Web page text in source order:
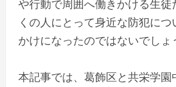
や行動で周囲へ働きかける生徒
くの人にとって身近な防犯につ
かけになったのではないでしょ
本記事では、葛飾区と共栄学園